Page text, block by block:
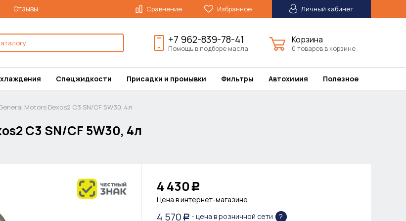
Отзывы Сравнение Избранное Личный кабинет
+7 962-839-78-41
Помощь в подборе масла
Корзина
0 товаров в корзине
Спецжидкости Присадки и промывки Фильтры Автохимия Полезное
Motors Dexos2 С3 SN/CF 5W30, 4л
С3 SN/CF 5W30, 4л
4 430 Р
Цена в интернет-магазине
4 570 Р - цена в розничной сети ?